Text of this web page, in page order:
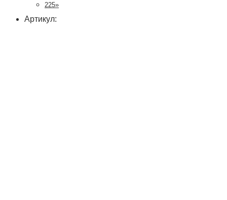
225»
Артикул: